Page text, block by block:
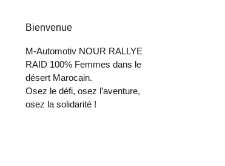
Bienvenue
M-Automotiv NOUR RALLYE
RAID 100% Femmes dans le
désert Marocain.
Osez le défi, osez l’aventure,
osez la solidarité !